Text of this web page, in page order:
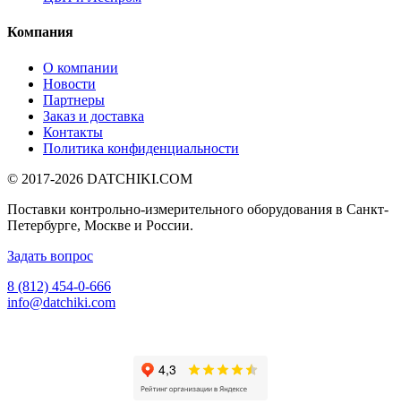
Компания
О компании
Новости
Партнеры
Заказ и доставка
Контакты
Политика конфиденциальности
© 2017-2026 DATCHIKI.COM
Поставки контрольно-измерительного оборудования в Санкт-
Петербурге, Москве и России.
Задать вопрос
8 (812) 454-0-666
info@datchiki.com